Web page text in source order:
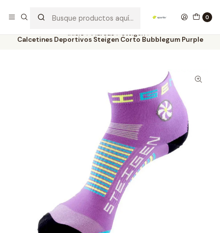
0
Inicio Marcas Steigen
Calcetines Deportivos Steigen Corto Bubblegum Purple